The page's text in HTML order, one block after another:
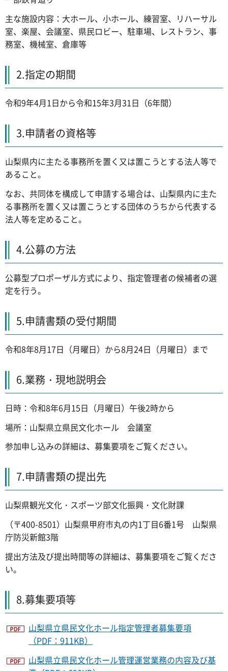
主な施設内容：大ホール、小ホール、練習室、リハーサル
室、楽屋、会議室、県民ロビー、駐車場、レストラン、事
務室、機械室、倉庫等
2.指定の期間
令和9年4月1日から令和15年3月31日（6年間）
3.申請者の資格等
山梨県内に主たる事務所を置く又は置こうとする法人等で
あること。
なお、共同体を構成して申請する場合は、山梨県内に主た
る事務所を置く又は置こうとする団体のうちから代表する
法人等を定めること。
4.公募の方法
公募型プロポーザル方式により、指定管理者の候補者の選
定を行う。
5.申請書類の受付期間
令和8年8月17日（月曜日）から8月24日（月曜日）まで
6.業務・現地説明会
日時：令和8年6月15日（月曜日）午後2時から
場所：山梨県立県民文化ホール 会議室
参加申し込みの詳細は、募集要項をご覧ください。
7.申請書類の提出先
山梨県観光文化・スポーツ部文化振興・文化財課
（〒400-8501）山梨県甲府市丸の内1丁目6番1号 山梨県
庁防災新館3階
提出方法及び提出時間等の詳細は、募集要項をご覧くださ
い。
8.募集要項等
山梨県立県民文化ホール指定管理者募集要項
（PDF：911KB）
山梨県立県民文化ホール管理運営業務の内容及び基